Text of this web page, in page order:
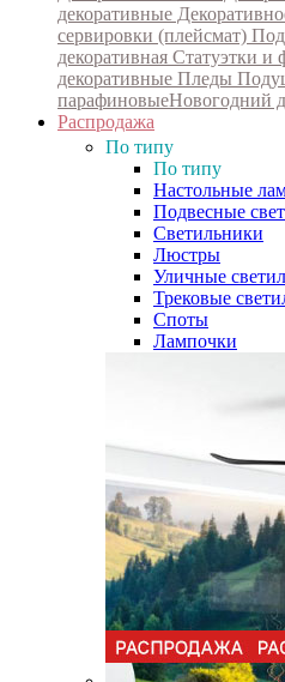
декоративные
сервировки (плейсмат)
декоративная Статуэтки и
декоративные Пледы
парафиновыеНовогодний
Распродажа
По типу
По типу
Настольные
Подвесные
Светильники
Люстры
Уличные
Трековые
Споты
Лампочки